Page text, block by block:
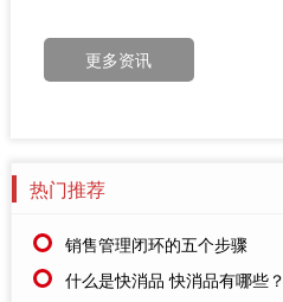
更多资讯
热门推荐
销售管理闭环的五个步骤
什么是快消品 快消品有哪些？